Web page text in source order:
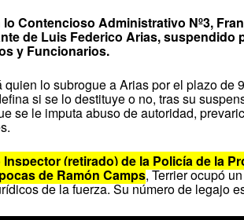
lo Contencioso Administrativo Nº3,
de Luis Federico Arias, suspendido
y Funcionarios.
quien lo subrogue a Arias por el plazo de
si se lo destituye o no, tras su
se le imputa abuso de autoridad,
(retirado) de la Policía de la
de Ramón Camps, Terrier ocupó
de la fuerza. Su número de legajo